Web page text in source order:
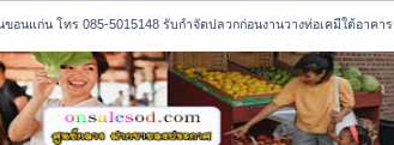
ขอนแก่น โทร 085-5015148 รับกำจัดปลวกก่อนงานวางท่อเคมีใต้อาคาร